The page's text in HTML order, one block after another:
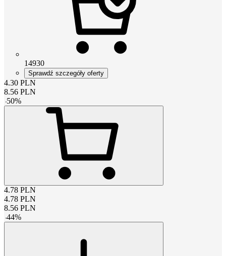
14930
Sprawdź szczegóły oferty
4.30 PLN
8.56 PLN
-50%
4.78 PLN
4.78 PLN
8.56 PLN
-44%